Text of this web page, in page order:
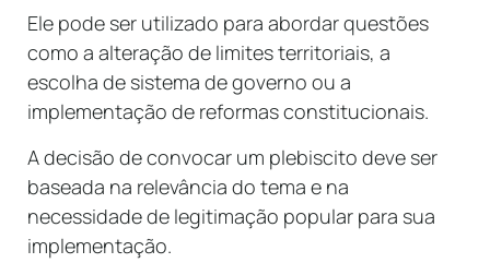
Ele pode ser utilizado para abordar questões
como a alteração de limites territoriais, a
escolha de sistema de governo ou a
implementação de reformas constitucionais.
A decisão de convocar um plebiscito deve ser
baseada na relevância do tema e na
necessidade de legitimação popular para sua
implementação.